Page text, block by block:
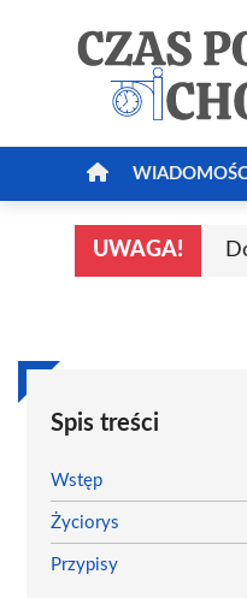
UWAGA!
Spis treści
Wstęp
Życiorys
Przypisy